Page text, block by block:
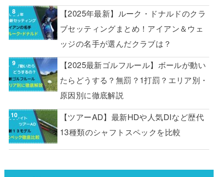
【2025年最新】ルーク・ドナルドのクラ
ブセッティングまとめ！アイアン＆ウェ
ッジの名手が選んだクラブは？
【2025最新ゴルフルール】ボールが動い
たらどうする？無罰？1打罰？エリア別・
原因別に徹底解説
【ツアーAD】最新HDや人気DIなど歴代
13種類のシャフトスペックを比較